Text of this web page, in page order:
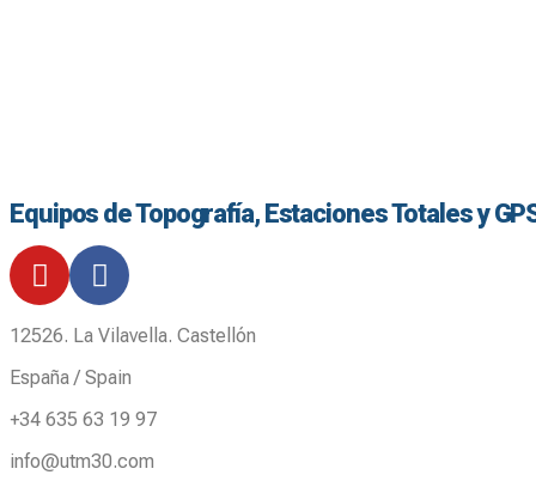
Equipos de Topografía, Estaciones Totales y
12526. La Vilavella. Castellón
España / Spain
+34 635 63 19 97
info@utm30.com